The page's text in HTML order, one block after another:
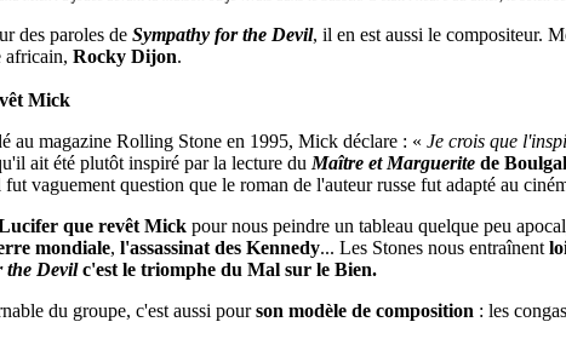
des paroles de Sympathy for the Devil, il en est aussi le compositeur.
africain, Rocky Dijon.
Mick
au magazine Rolling Stone en 1995, Mick déclare : « Je crois que
ait été plutôt inspiré par la lecture du Maître et Marguerite de
vaguement question que le roman de l'auteur russe fut adapté au
que revêt Mick pour nous peindre un tableau quelque peu
mondiale, l'assassinat des Kennedy... Les Stones nous entraînent
the Devilc'est le triomphe du Mal sur le Bien.
du groupe, c'est aussi pourson modèle de composition : les